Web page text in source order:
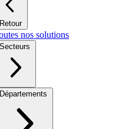
Retour
nos solutions
Secteurs
Départements